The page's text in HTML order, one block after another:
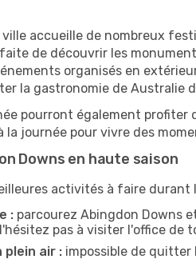
accueille de nombreux
de découvrir les
organisés en
la gastronomie de Australie
pourront également
la journée pour vivre des
Downs en haute saison
activités à faire durant
: parcourez Abingdon Downs
pas à visiter l'office de
plein air : impossible de quitter